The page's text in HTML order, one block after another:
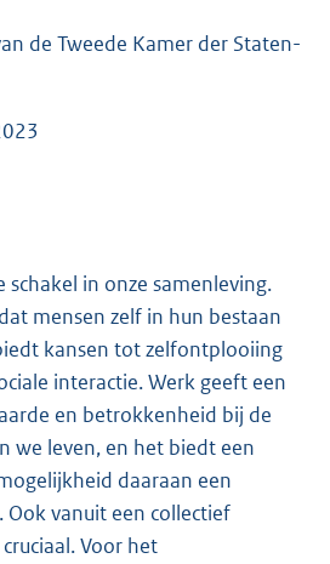
3
de Tweede Kamer der Staten-
schakel in onze samenleving.
mensen zelf in hun bestaan
kansen tot zelfontplooiing
interactie. Werk geeft een
en betrokkenheid bij de
we leven, en het biedt een
daaraan een
Ook vanuit een collectief
Voor het